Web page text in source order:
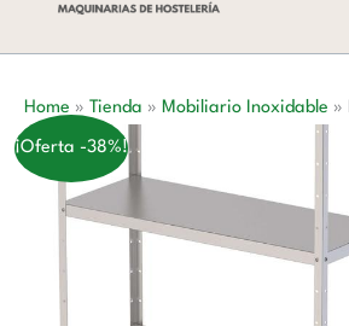
Home » Tienda » Mobiliario Inoxidable »
¡Oferta -38%!